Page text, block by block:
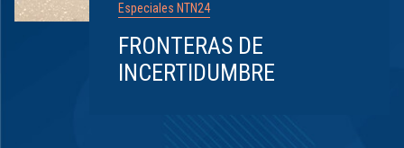
Especiales NTN24
FRONTERAS DE
INCERTIDUMBRE